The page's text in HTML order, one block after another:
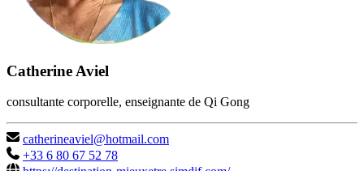
Catherine Aviel
consultante corporelle, enseignante de Qi Gong
catherineaviel@hotmail.com
+33 6 80 67 52 78